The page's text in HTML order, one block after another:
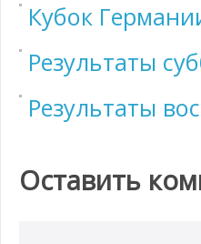
Кубок
Результаты
Результаты
Оставить